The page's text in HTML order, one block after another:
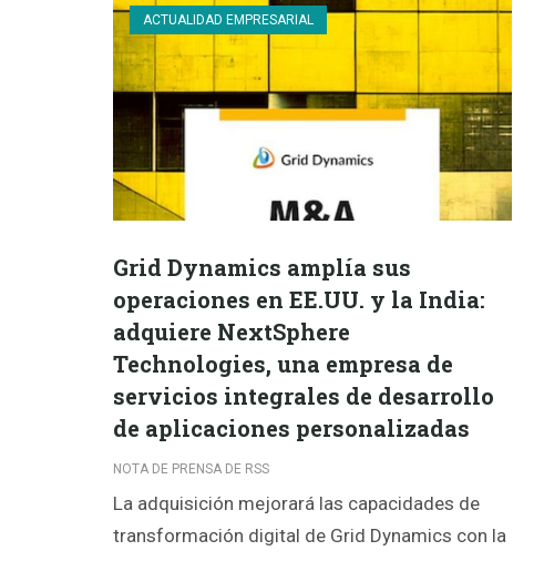
ACTUALIDAD EMPRESARIAL
Grid Dynamics amplía sus
operaciones en EE.UU. y la India:
adquiere NextSphere
Technologies, una empresa de
servicios integrales de desarrollo
de aplicaciones personalizadas
NOTA DE PRENSA DE RSS
La adquisición mejorará las capacidades de
transformación digital de Grid Dynamics con la